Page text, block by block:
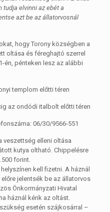
tudja elvinni az ebét a
azt be az állatorvosnál
hogy Torony községben a
oltása és féreghajtó szerrel
én, pénteken lesz az alábbi
templom előtti téren
az ondódi italbolt előtti téren
06/30/9566-551
veszettség elleni oltása
kutya oltható. Chippelésre
forint.
kell fizetni. A háznál
jelentsék be az állatorvos
Önkormányzati Hivatal
háznál kérik az oltást.
esetén szájkosárral –